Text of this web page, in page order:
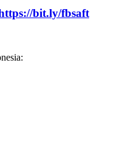
bit.ly/fbsaft